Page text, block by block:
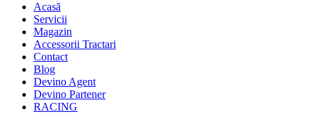
Acasă
Servicii
Magazin
Accessorii Tractari
Contact
Blog
Devino Agent
Devino Partener
RACING